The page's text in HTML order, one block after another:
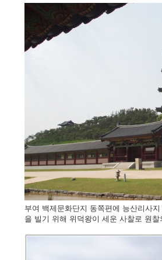
부여 백제문화단지 동쪽편에 능산리사
을 빌기 위해 위덕왕이 세운 사찰로 원